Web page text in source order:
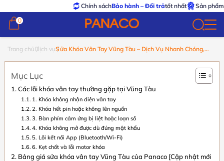
Chính sáchBảo hành – Đổi trảtốt nhất Sản phẩmchính
0
0
Trang chủ Dịch vụSửa Khóa Vân Tay Vũng Tàu – Dịch Vụ Nhanh Chóng,
Mục Lục
Các lỗi khóa vân tay thường gặp tại Vũng Tàu
1. Khóa không nhận diện vân tay
2. Khóa hết pin hoặc không lên nguồn
3. Bàn phím cảm ứng bị liệt hoặc loạn số
4. Khóa không mở được dù đúng mật khẩu
5. Lỗi kết nối App (Bluetooth/Wi-Fi)
6. Kẹt chốt và lỗi motor khóa
Bảng giá sửa khóa vân tay Vũng Tàu của Panaco [Cập nhật mới